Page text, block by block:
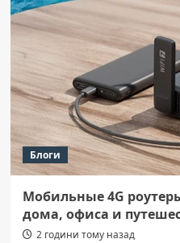
Блоги
Мобильные 4G
дома, офиса и
2 години тому назад